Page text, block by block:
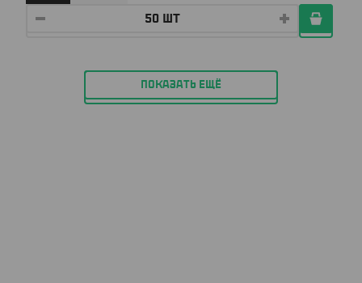
ПОКАЗАТЬ ЕЩЁ